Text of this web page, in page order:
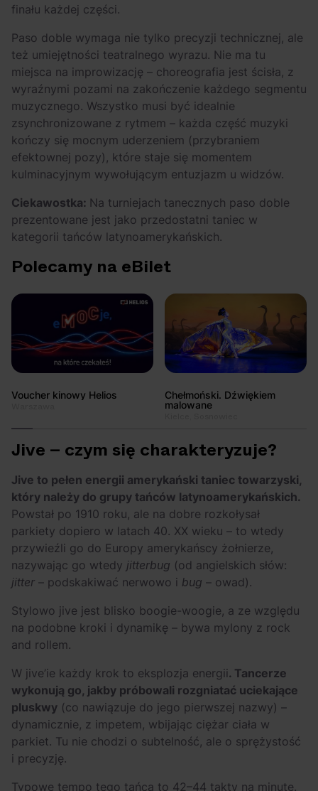
finału każdej części.
Paso doble wymaga nie tylko precyzji technicznej, ale
też umiejętności teatralnego wyrazu. Nie ma tu
miejsca na improwizację – choreografia jest ścisła, z
wyraźnymi pozami na zakończenie każdego segmentu
muzycznego. Wszystko musi być idealnie
zsynchronizowane z rytmem – każda część muzyki
kończy się mocnym uderzeniem (przybraniem
efektownej pozy), które staje się momentem
kulminacyjnym wywołującym entuzjazm u widzów.
Ciekawostka: Na turniejach tanecznych paso doble
prezentowane jest jako przedostatni taniec w
kategorii tańców latynoamerykańskich.
Polecamy na eBilet
Voucher kinowy Helios
Chełmoński. Dźwiękiem
malowane
Jive – czym się charakteryzuje?
Jive to pełen energii amerykański taniec towarzyski,
który należy do grupy tańców latynoamerykańskich.
Powstał po 1910 roku, ale na dobre rozkołysał
parkiety dopiero w latach 40. XX wieku – to wtedy
przywieźli go do Europy amerykańscy żołnierze,
nazywając go wtedy jitterbug (od angielskich słów:
jitter – podskakiwać nerwowo i bug – owad).
Stylowo jive jest blisko boogie-woogie, a ze względu
na podobne kroki i dynamikę – bywa mylony z rock
and rollem.
W jive’ie każdy krok to eksplozja energii. Tancerze
wykonują go, jakby próbowali rozgniatać uciekające
pluskwy (co nawiązuje do jego pierwszej nazwy) –
dynamicznie, z impetem, wbijając ciężar ciała w
parkiet. Tu nie chodzi o subtelność, ale o sprężystość
i precyzję.
Typowe tempo tego tańca to 42–44 takty na minutę.